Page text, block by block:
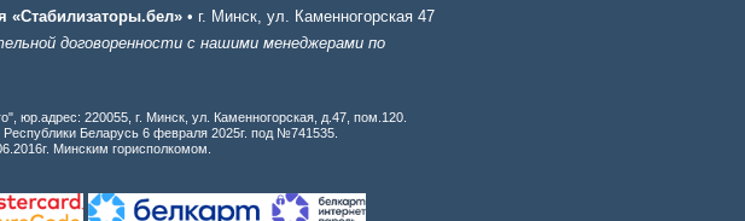
«Стабилизаторы.бел» • г. Минск, ул. Каменногорская 47
договоренности с нашими менеджерами по
юр.адрес: 220055, г. Минск, ул. Каменногорская, д.47, пом.120.
Республики Беларусь 6 февраля 2025г. под №741535.
Минским горисполкомом.